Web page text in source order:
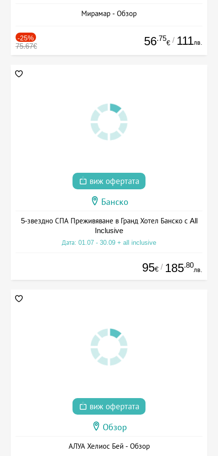
Мирамар - Обзор
-25%
75.67€ 56.75
€ / 111лв.
виж офертата
Банско
5-звездно СПА Преживяване в Гранд Хотел Банско с All
Inclusive
Дата: 01.07 - 30.09 + all inclusive
95€ / 185.80
лв.
виж офертата
Обзор
АЛУА Хелиос Бей - Обзор